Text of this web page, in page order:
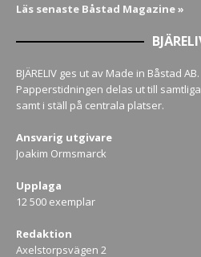
Läs senaste Båstad Magazine »
BJÄRELIV ges ut av Made in Båstad AB.
Papperstidningen delas ut till
samt i ställ på centrala platser.
Ansvarig utgivare
Joakim Ormsmarck
Upplaga
12 500 exemplar
Redaktion
Axelstorpsvägen 2